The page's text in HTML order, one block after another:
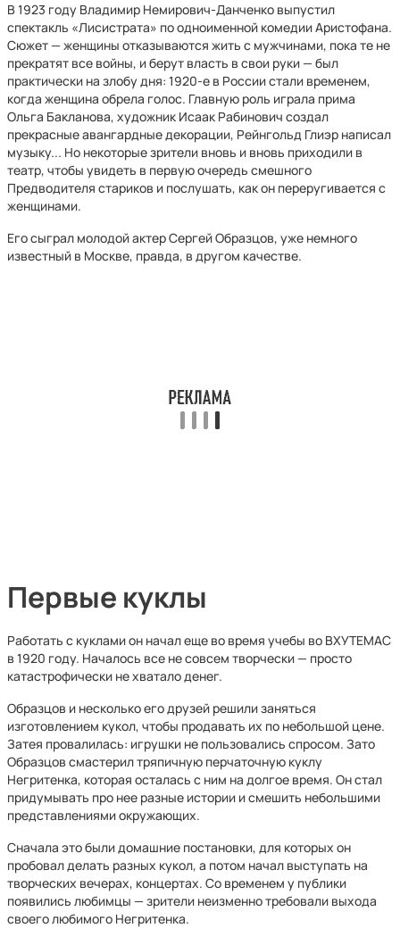
В 1923 году Владимир Немирович-Данченко выпустил
спектакль «Лисистрата» по одноименной комедии Аристофана.
Сюжет — женщины отказываются жить с мужчинами, пока те не
прекратят все войны, и берут власть в свои руки — был
практически на злобу дня: 1920-е в России стали временем,
когда женщина обрела голос. Главную роль играла прима
Ольга Бакланова, художник Исаак Рабинович создал
прекрасные авангардные декорации, Рейнгольд Глиэр написал
музыку... Но некоторые зрители вновь и вновь приходили в
театр, чтобы увидеть в первую очередь смешного
Предводителя стариков и послушать, как он переругивается с
женщинами.
Его сыграл молодой актер Сергей Образцов, уже немного
известный в Москве, правда, в другом качестве.
Первые куклы
Работать с куклами он начал еще во время учебы во ВХУТЕМАС
в 1920 году. Началось все не совсем творчески — просто
катастрофически не хватало денег.
Образцов и несколько его друзей решили заняться
изготовлением кукол, чтобы продавать их по небольшой цене.
Затея провалилась: игрушки не пользовались спросом. Зато
Образцов смастерил тряпичную перчаточную куклу
Негритенка, которая осталась с ним на долгое время. Он стал
придумывать про нее разные истории и смешить небольшими
представлениями окружающих.
Сначала это были домашние постановки, для которых он
пробовал делать разных кукол, а потом начал выступать на
творческих вечерах, концертах. Со временем у публики
появились любимцы — зрители неизменно требовали выхода
своего любимого Негритенка.